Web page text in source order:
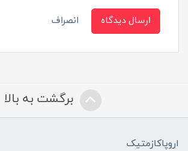
ارسال دیدگاه انصراف
برگشت به بالا
اروپاکازمتیک